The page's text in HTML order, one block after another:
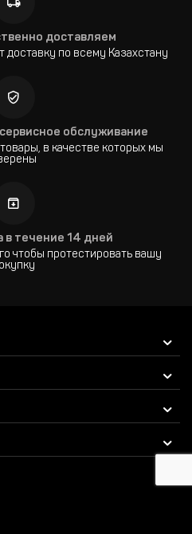
доставляем
по всему Казахстану
обслуживание
в качестве которых мы
в течение 14 дней
чтобы протестировать вашу